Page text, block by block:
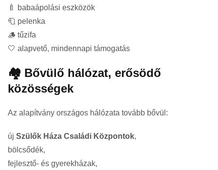
🍼 babaápolási eszközök
🧻 pelenka
🪵 tűzifa
🤍 alapvető, mindennapi támogatás
🏘️ Bővülő hálózat, erősödő
közösségek
Az alapítvány országos hálózata tovább bővül:
új Szülők Háza Családi Központok,
bölcsődék,
fejlesztő- és gyerekházak,